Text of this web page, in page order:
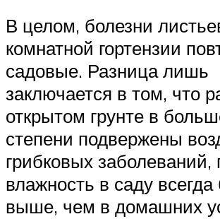
В целом, болезни
комнатной гортензии
садовые. Разница лишь
заключается в том, что
открытом грунте в
степени подвержены
грибковых заболеваний,
влажность в саду всегда
выше, чем в домашних